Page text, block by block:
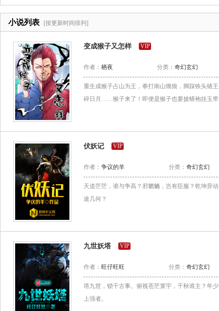
小说列表 [按更新时间排列]
变成猴子又怎样 VIP
作者： 栖夜 分类： 奇幻玄幻
重生成猴子占山为王，拳打南山饿狼，脚踩铁头猪
碎日月……猴子来了！即便是猴子也要披蟒袍挂玉
伏妖记 VIP
作者： 争议的羊 分类： 奇幻玄幻
天道茫茫，谁与争高？邪魍魉，岂有臣服？乾坤异
途几何？
九世妖塔 VIP
作者： 旺仔旺旺 分类： 奇幻玄幻
塔九世，锁千古事。俯视苍茫寰宇，千秋谁主？年
上强者。